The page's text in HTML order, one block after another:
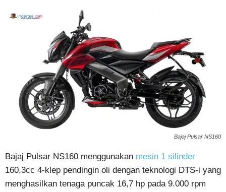
Bajaj Pulsar NS160
Bajaj Pulsar NS160 menggunakan mesin 1 silinder
160,3cc 4-klep pendingin oli dengan teknologi DTS-i yang
menghasilkan tenaga puncak 16,7 hp pada 9.000 rpm